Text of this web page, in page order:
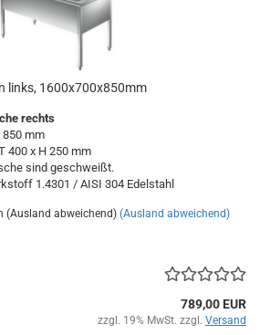
links, 1600x700x850mm
rechts
850 mm
400 x H 250 mm
sind geschweißt.
1.4301 / AISI 304 Edelstahl
(Ausland abweichend) (Ausland abweichend)
789,00 EUR
zzgl. 19% MwSt. zzgl. Versand